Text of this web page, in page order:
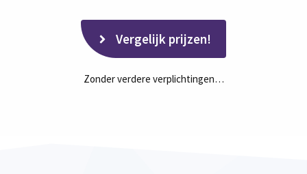
Vergelijk prijzen!
Zonder verdere verplichtingen…